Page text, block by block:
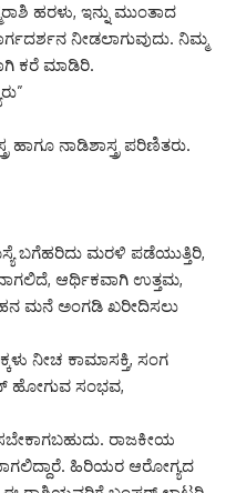
ಹರಳು, ಇನ್ನು ಮುಂತಾದ
ನೀಡಲಾಗುವುದು. ನಿಮ್ಮ
ಕರೆ ಮಾಡಿರಿ.
ಹಾಗೂ ನಾಡಿಶಾಸ್ತ್ರ ಪರಿಣಿತರು.
ಬಗೆಹರಿದು ಮರಳಿ ಪಡೆಯುತ್ತಿರಿ,
ಆರ್ಥಿಕವಾಗಿ ಉತ್ತಮ,
ಮನೆ ಅಂಗಡಿ ಖರೀದಿಸಲು
ನೀಚ ಕಾಮಾಸಕ್ತಿ, ಸಂಗ
ಹೋಗುವ ಸಂಭವ,
ರಾಜಕೀಯ
ಹಿರಿಯರ ಆರೋಗ್ಯದ